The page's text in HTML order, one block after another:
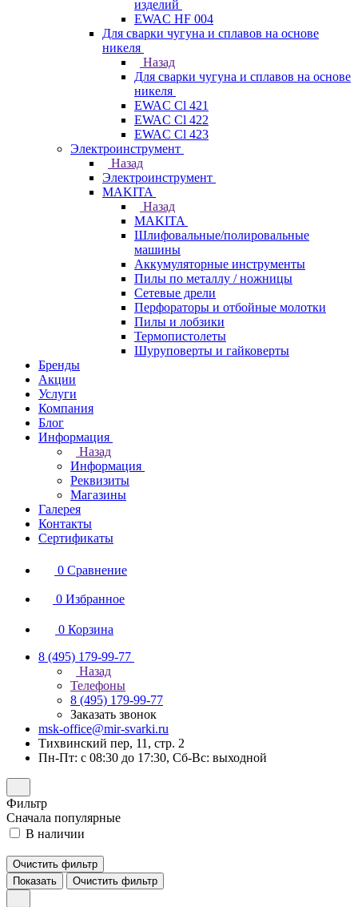
изделий
EWAC HF 004
Для сварки чугуна и сплавов на основе
никеля
Назад
Для сварки чугуна и сплавов на основе
никеля
EWAC Cl 421
EWAC Cl 422
EWAC Cl 423
Электроинструмент
Назад
Электроинструмент
МAKITA
Назад
МAKITA
Шлифовальные/полировальные
машины
Аккумуляторные инструменты
Пилы по металлу / ножницы
Сетевые дрели
Перфораторы и отбойные молотки
Пилы и лобзики
Термопистолеты
Шуруповерты и гайковерты
Бренды
Акции
Услуги
Компания
Блог
Информация
Назад
Информация
Реквизиты
Магазины
Галерея
Контакты
Сертификаты
0 Сравнение
0 Избранное
0 Корзина
8 (495) 179-99-77
Назад
Телефоны
8 (495) 179-99-77
Заказать звонок
msk-office@mir-svarki.ru
Тихвинский пер, 11, стр. 2
Пн-Пт: с 08:30 до 17:30, Сб-Вс: выходной
Фильтр
Сначала популярные
В наличии
Очистить фильтр
Показать
Очистить фильтр